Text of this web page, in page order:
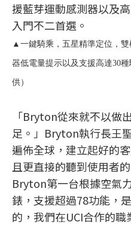
援藍芽運動感測器以及
入門不二首選。
▲一鍵騎乘，五星精準定位，
器低電量提示以及支援高達30
供）
「Bryton從來就不以做
足。」Bryton執行長王
遍佈全球，建立起好的
且更直接的聽到使用者
Bryton第一台根據空氣
錶，支援超過78功能，
的，我們在UCI合作的